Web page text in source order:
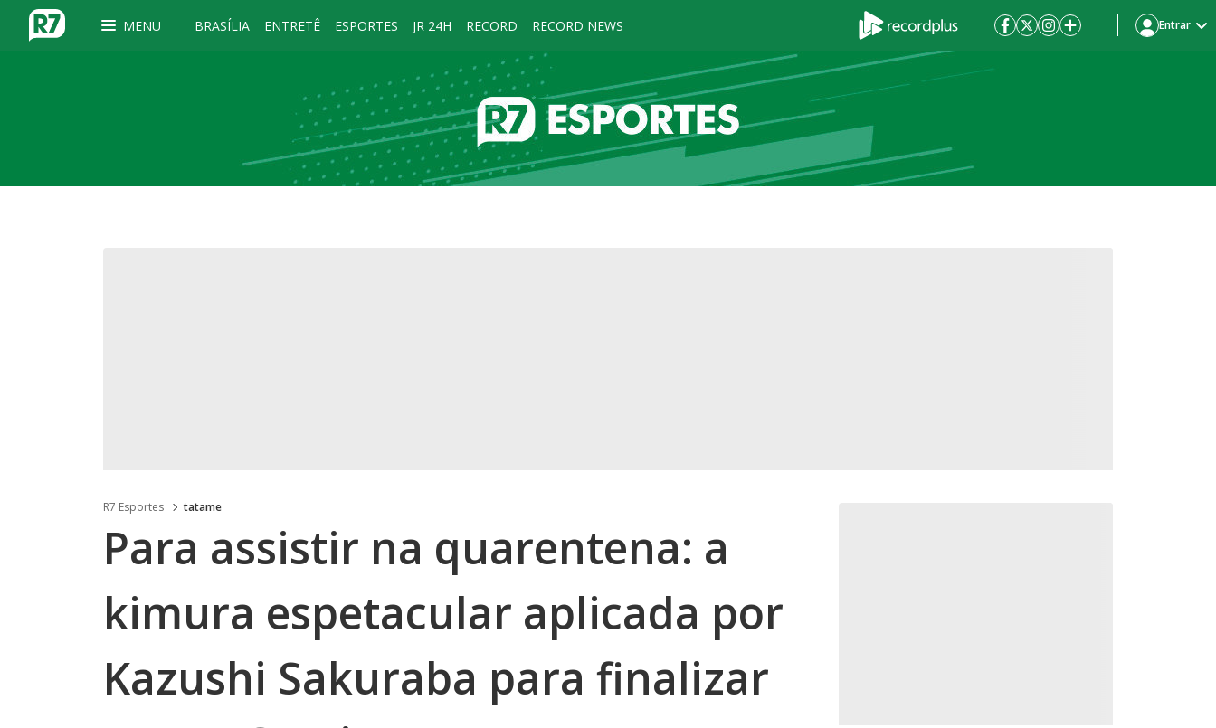
MENU BRASÍLIA ENTRETÊ ESPORTES JR 24H RECORD RECORD NEWS Entrar
R7 Esportes tatame
Para assistir na quarentena: a
kimura espetacular aplicada por
Kazushi Sakuraba para finalizar